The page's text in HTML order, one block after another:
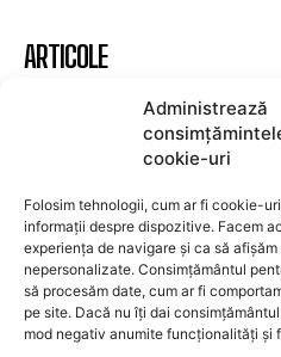
Administrează
cookie-uri
Folosim tehnologii, cum ar fi cookie-
informații despre dispozitive. Facem
experiența de navigare și ca să
nepersonalizate. Consimțământul
să procesăm date, cum ar fi
pe site. Dacă nu îți dai
mod negativ anumite funcționalități și
ARTICOLE
Șoferul care a provocat
fugit, arestat cu
Brașovenii care vizitează
din nou „afumați”
2026 începe în curând
UTILE BRASOV 10 august 2026
Coliziune rutieră la